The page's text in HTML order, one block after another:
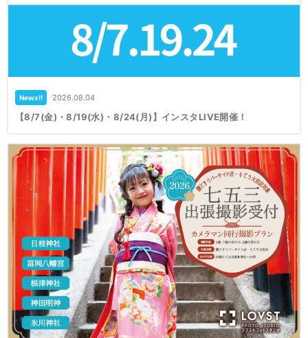
News!! 2026.08.04
【8/7(金)・8/19(水)・8/24(月)】インスタLIVE開催！